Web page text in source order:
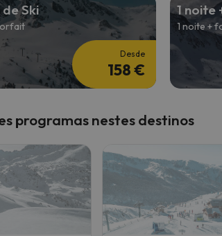
Ski
Desde
158 €
1 noite
1 noite +
programas nestes destinos